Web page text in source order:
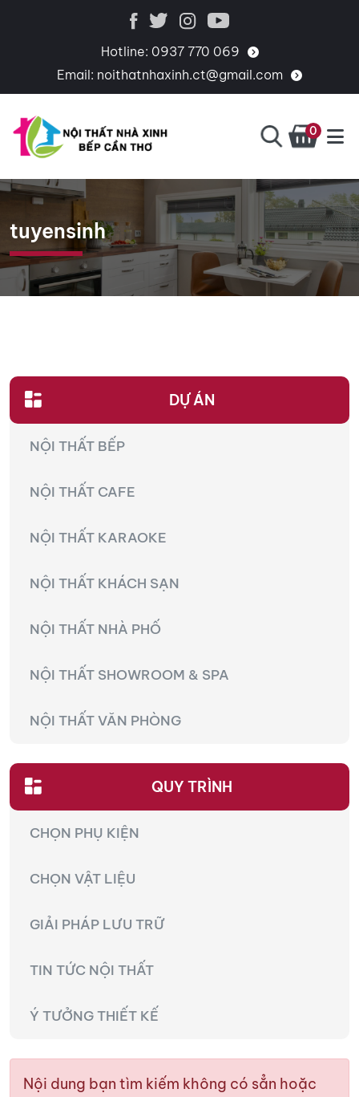
Hotline: 0937 770 069
Email: noithatnhaxinh.ct@gmail.com
BẾP
CẦN
THƠ
CHUYÊN
THIẾT
KẾ,
THI
CÔNG,
CUNG
NGÀNH
BẾP
0
tuyensinh
DỰ ÁN
NỘI THẤT BẾP
NỘI THẤT CAFE
NỘI THẤT KARAOKE
NỘI THẤT KHÁCH SẠN
NỘI THẤT NHÀ PHỐ
NỘI THẤT SHOWROOM & SPA
NỘI THẤT VĂN PHÒNG
QUY TRÌNH
CHỌN PHỤ KIỆN
CHỌN VẬT LIỆU
GIẢI PHÁP LƯU TRỮ
TIN TỨC NỘI THẤT
Ý TƯỞNG THIẾT KẾ
Nội dung bạn tìm kiếm không có sẳn hoặc